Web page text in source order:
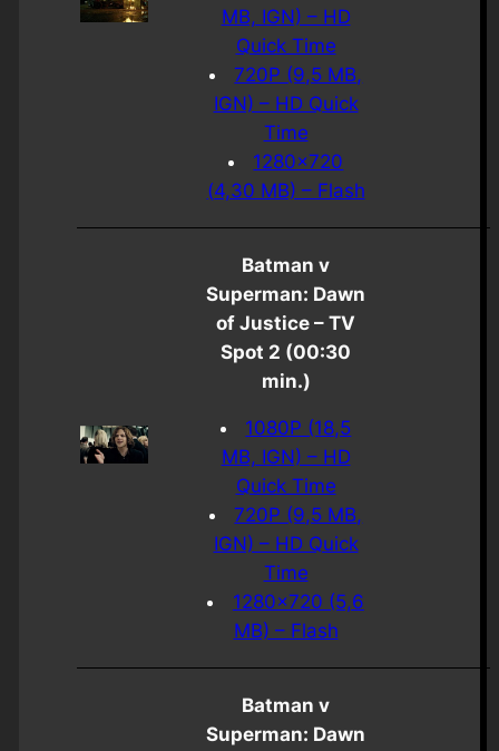
MB, IGN) – HD
Quick Time
720P (9,5 MB,
IGN) – HD Quick
Time
1280×720
(4,30 MB) – Flash
Batman v
Superman: Dawn
of Justice – TV
Spot 2 (00:30
min.)
1080P (18,5
MB, IGN) – HD
Quick Time
720P (9,5 MB,
IGN) – HD Quick
Time
1280×720 (5,6
MB) – Flash
Batman v
Superman: Dawn